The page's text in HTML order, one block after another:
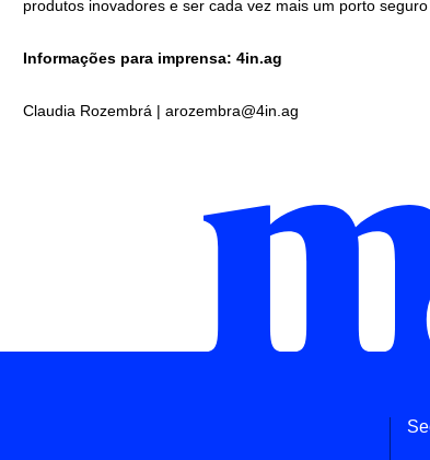
produtos inovadores e ser cada vez mais um porto
Informações para imprensa: 4in.ag
Claudia Rozembrá | arozembra@4in.ag